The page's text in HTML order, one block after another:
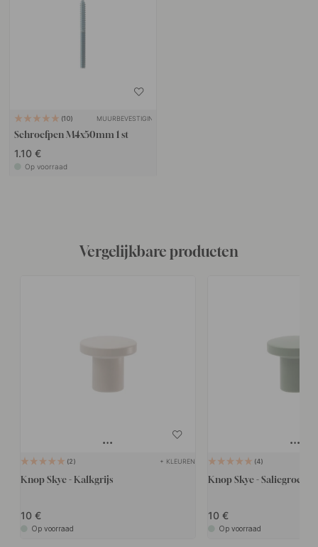
10 MUURBEVESTIGING
Schroefpen M4x50mm 1 st
1.10 €
Op voorraad
Vergelijkbare producten
2 + KLEUREN
Knop Skye - Kalkgrijs
10
Op voorraad
4
Knop Skye - Saliegroen
10
Op voorraad